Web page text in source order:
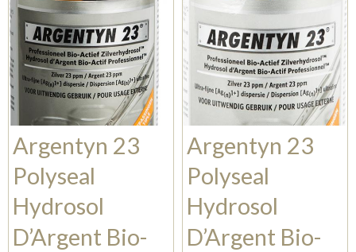
Argentyn 23
Polyseal
Hydrosol
D’Argent Bio-
Argentyn 23
Polyseal
Hydrosol
D’Argent Bio-